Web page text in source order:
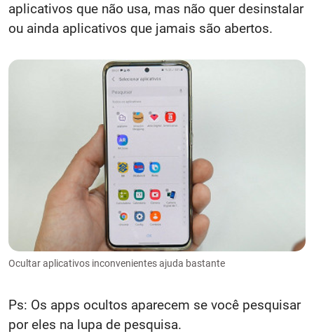
aplicativos que não usa, mas não quer desinstalar
ou ainda aplicativos que jamais são abertos.
Ocultar aplicativos inconvenientes ajuda bastante
Ps: Os apps ocultos aparecem se você pesquisar
por eles na lupa de pesquisa.